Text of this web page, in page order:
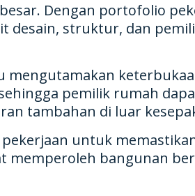
Dengan portofolio
struktur, dan
mengutamakan
pemilik rumah
tambahan di luar
untuk
memperoleh bangunan